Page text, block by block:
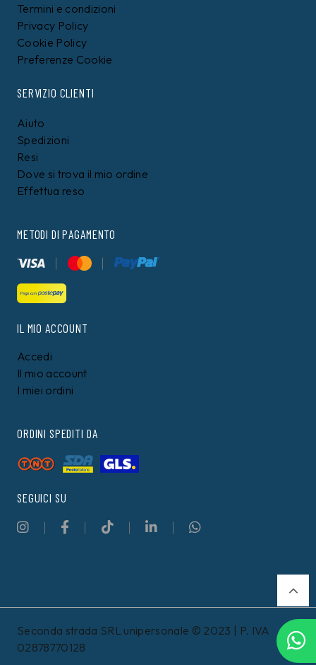
Termini e condizioni
Privacy Policy
Cookie Policy
Preferenze Cookie
SERVIZIO CLIENTI
Aiuto
Spedizioni
Resi
Dove si trova il mio ordine
Effettua reso
METODI DI PAGAMENTO
IL MIO ACCOUNT
Accedi
Il mio account
I miei ordini
ORDINI SPEDITI DA
SEGUICI SU
Seconda strada SRL unipersonale © 2023 | P. IVA
02878770128